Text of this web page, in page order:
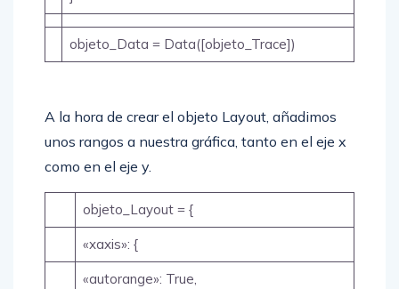
objeto_Data = Data([objeto_Trace])
A la hora de crear el objeto Layout, añadimos
unos rangos a nuestra gráfica, tanto en el eje x
como en el eje y.
objeto_Layout = {
«xaxis»: {
«autorange»: True,